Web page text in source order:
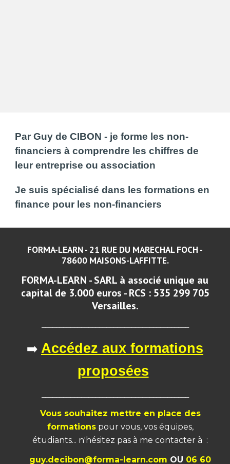
Par Guy de CIBON - je forme les non-
financiers à comprendre les chiffres de
leur entreprise ou association
Je suis spécialisé dans les formations en
finance pour les non-financiers
FORMA-LEARN - 21 RUE DU MARECHAL FOCH -
78600 MAISONS-LAFFITTE.
FORMA-LEARN - SARL à associé unique au
capital de 3.000 euros - RCS : 535 299 705
Versailles.
➡️ Accédez aux formations
proposées
Vous souhaitez mettre en place des
formationspour vous, vos équipes,
étudiants... n'hésitez pas à me contacter à :
guy.decibon@forma-learn.com OU 06 60